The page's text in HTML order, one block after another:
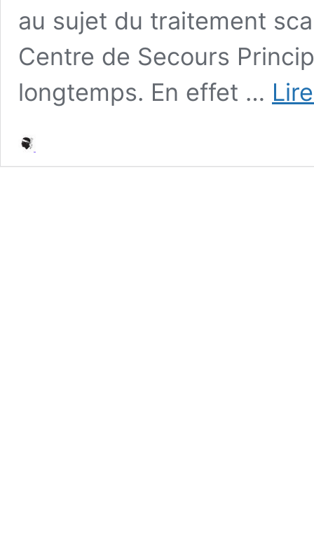
au sujet du traitement
Centre de Secours
longtemps. En effet …